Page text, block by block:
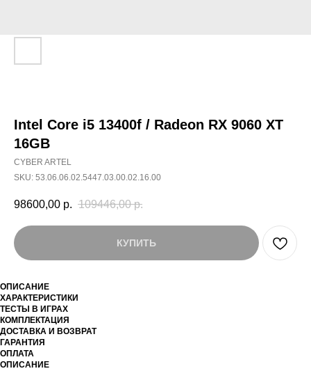
Intel Core i5 13400f / Radeon RX 9060 XT
16GB
CYBER ARTEL
SKU: 53.06.06.02.5447.03.00.02.16.00
98600,00 р. 109446,00 р.
КУПИТЬ
ОПИСАНИЕ
ХАРАКТЕРИСТИКИ
ТЕСТЫ В ИГРАХ
КОМПЛЕКТАЦИЯ
ДОСТАВКА И ВОЗВРАТ
ГАРАНТИЯ
ОПЛАТА
ОПИСАНИЕ